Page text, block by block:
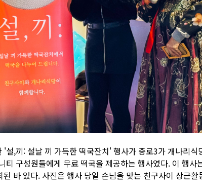
,끼: 설날 끼 가득한 떡국잔치' 행사가 종로3가 개나리식
티 구성원들에게 무료 떡국을 제공하는 행사였다. 이 행사
바 있다. 사진은 행사 당일 손님을 맞는 친구사이 상근활